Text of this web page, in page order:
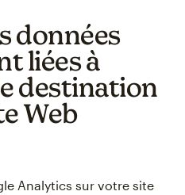
données
liées à
destination
Web
Analytics sur votre site